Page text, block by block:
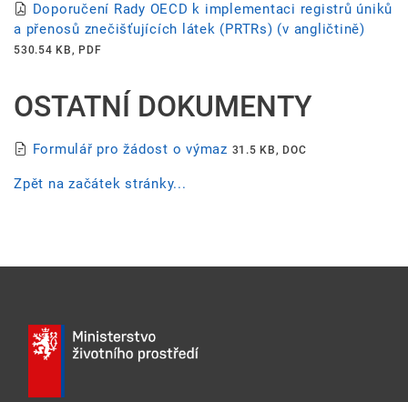
Doporučení Rady OECD k implementaci registrů úniků
a přenosů znečišťujících látek (PRTRs) (v angličtině)
530.54 KB, PDF
OSTATNÍ DOKUMENTY
Formulář pro žádost o výmaz 31.5 KB, DOC
Zpět na začátek stránky...